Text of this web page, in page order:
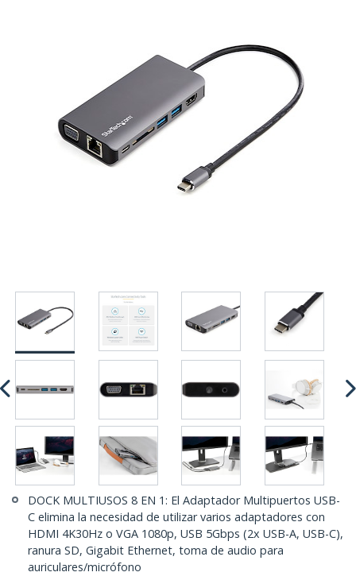
DOCK MULTIUSOS 8 EN 1: El Adaptador Multipuertos USB-
C elimina la necesidad de utilizar varios adaptadores con
HDMI 4K30Hz o VGA 1080p, USB 5Gbps (2x USB-A, USB-C),
ranura SD, Gigabit Ethernet, toma de audio para
auriculares/micrófono